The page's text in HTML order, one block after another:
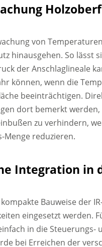
von
hinausgehen. So lässt
der Anschlaglineale
können, wenn die
beeinträchtigen.
dort bemerkt
zu verhindern,
Menge reduzieren.
Integration in
Bauweise der
eingesetzt werden.
in die
bei Erreichen der